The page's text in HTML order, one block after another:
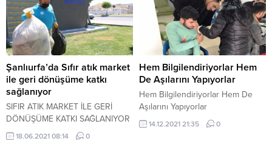
Şanlıurfa’da Sıfır atık market
ile geri dönüşüme katkı
sağlanıyor
SIFIR ATIK MARKET İLE GERİ
DÖNÜŞÜME KATKI SAĞLANIYOR
18.06.2021 08:14 0
Hem Bilgilendiriyorlar Hem
De Aşılarını Yapıyorlar
Hem Bilgilendiriyorlar Hem De
Aşılarını Yapıyorlar
14.12.2021 21:35 0